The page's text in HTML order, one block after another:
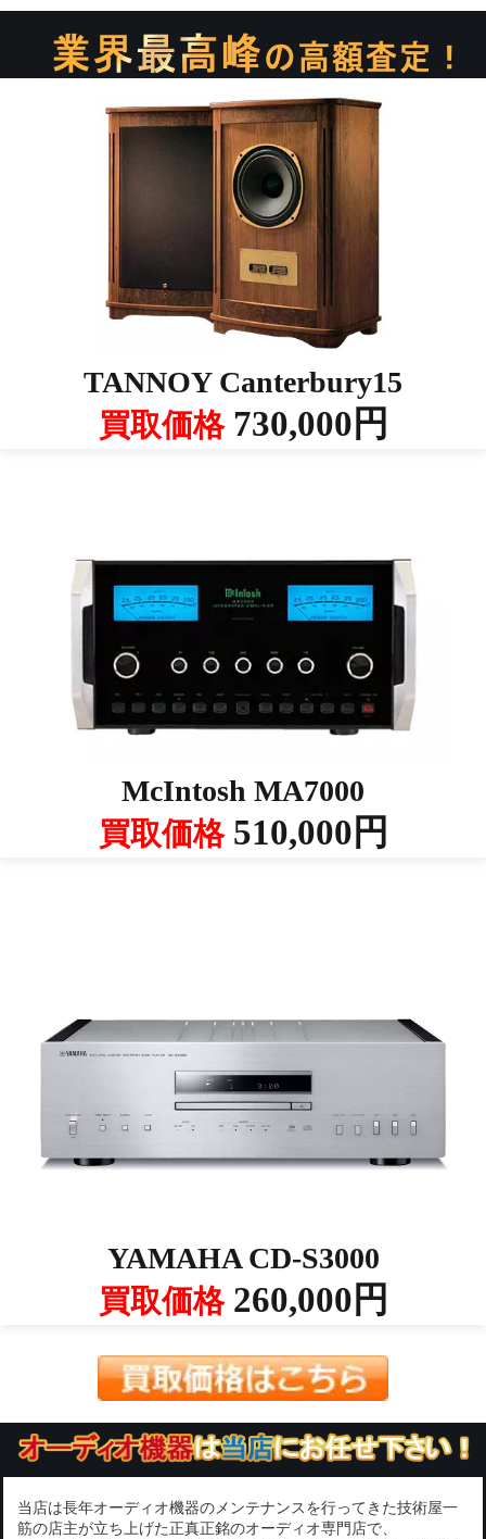
TANNOY Canterbury15
買取価格730,000円
McIntosh MA7000
買取価格510,000円
YAMAHA CD-S3000
買取価格260,000円
当店は長年オーディオ機器のメンテナンスを行ってきた技術屋一
筋の店主が立ち上げた正真正銘のオーディオ専門店で、